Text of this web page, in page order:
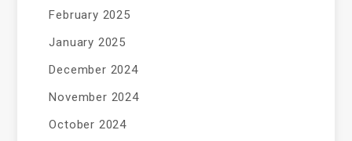
February 2025
January 2025
December 2024
November 2024
October 2024